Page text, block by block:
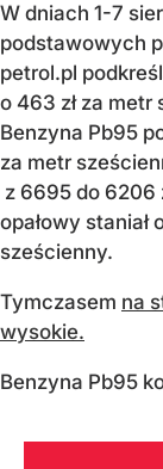
W dniach 1-7
podstawowych
petrol.pl
o 463 zł za metr
Benzyna Pb95
za metr
z 6695 do 6206
opałowy staniał
sześcienny.
Tymczasem na
wysokie.
Benzyna Pb95